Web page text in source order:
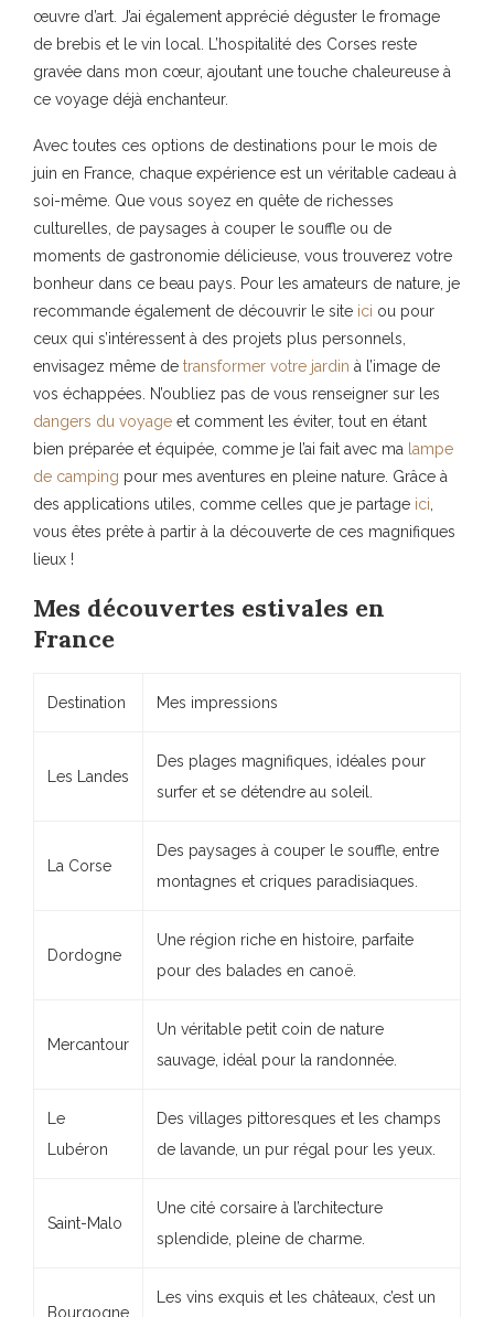
œuvre d’art. J’ai également apprécié déguster le fromage
de brebis et le vin local. L’hospitalité des Corses reste
gravée dans mon cœur, ajoutant une touche chaleureuse à
ce voyage déjà enchanteur.
Avec toutes ces options de destinations pour le mois de
juin en France, chaque expérience est un véritable cadeau à
soi-même. Que vous soyez en quête de richesses
culturelles, de paysages à couper le souffle ou de
moments de gastronomie délicieuse, vous trouverez votre
bonheur dans ce beau pays. Pour les amateurs de nature, je
recommande également de découvrir le site ici ou pour
ceux qui s’intéressent à des projets plus personnels,
envisagez même de transformer votre jardin à l’image de
vos échappées. N’oubliez pas de vous renseigner sur les
dangers du voyage et comment les éviter, tout en étant
bien préparée et équipée, comme je l’ai fait avec ma lampe
de camping pour mes aventures en pleine nature. Grâce à
des applications utiles, comme celles que je partage ici,
vous êtes prête à partir à la découverte de ces magnifiques
lieux !
Mes découvertes estivales en
France
Destination Mes impressions
Les Landes
Des plages magnifiques, idéales pour
surfer et se détendre au soleil.
La Corse
Des paysages à couper le souffle, entre
montagnes et criques paradisiaques.
Dordogne
Une région riche en histoire, parfaite
pour des balades en canoë.
Mercantour
Un véritable petit coin de nature
sauvage, idéal pour la randonnée.
Le
Lubéron
Des villages pittoresques et les champs
de lavande, un pur régal pour les yeux.
Saint-Malo
Une cité corsaire à l’architecture
splendide, pleine de charme.
Bourgogne
Les vins exquis et les châteaux, c’est un